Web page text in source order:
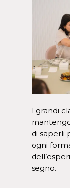
I grandi
di saperli
ogni
segno.